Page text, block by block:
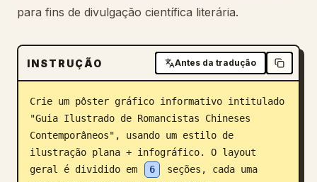
para fins de divulgação científica literária.
INSTRUÇÃO Antes da tradução
Crie um pôster gráfico informativo intitulado
"Guia Ilustrado de Romancistas Chineses
Contemporâneos", usando um estilo de
ilustração plana + infográfico. O layout
geral é dividido em
6
seções, cada uma